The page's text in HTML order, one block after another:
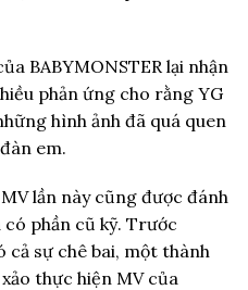
BABYMONSTER lại nhận
phản ứng cho rằng YG
hình ảnh đã quá quen
em.
lần này cũng được đánh
phần cũ kỹ. Trước
cả sự chê bai, một thành
thực hiện MV của